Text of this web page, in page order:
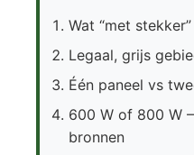
Wat “met
Legaal, grijs
Één paneel vs
600 W of 800 W
bronnen